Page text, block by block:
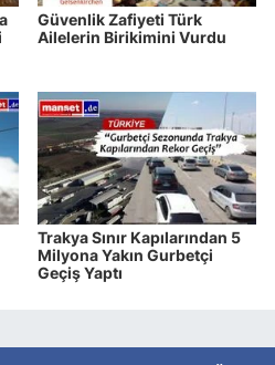
Güvenlik Zafiyeti Türk
Ailelerin Birikimini Vurdu
Trakya Sınır Kapılarından 5
Milyona Yakın Gurbetçi
Geçiş Yaptı